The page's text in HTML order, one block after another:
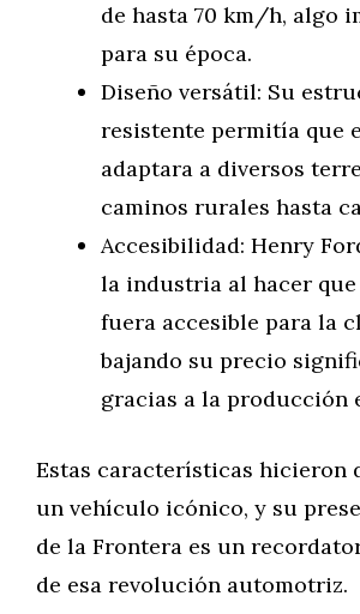
de hasta 70 km/h, algo
para su época.
Diseño versátil: Su
resistente permitía que
adaptara a diversos
caminos rurales hasta
Accesibilidad: Henry
la industria al hacer
fuera accesible para la
bajando su precio
gracias a la producción
Estas características hicieron
un vehículo icónico, y su
de la Frontera es un
de esa revolución automotriz.